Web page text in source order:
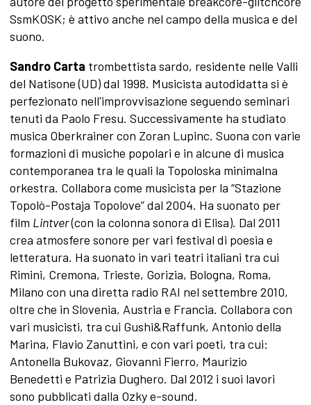
SsmKOSK; è attivo anche nel campo della musica e del
suono.
Sandro Carta trombettista sardo, residente nelle Valli
del Natisone (UD) dal 1998. Musicista autodidatta si è
perfezionato nell'improvvisazione seguendo seminari
tenuti da Paolo Fresu. Successivamente ha studiato
musica Oberkrainer con Zoran Lupinc. Suona con varie
formazioni di musiche popolari e in alcune di musica
contemporanea tra le quali la Topoloska minimalna
orkestra. Collabora come musicista per la “Stazione
Topolò-Postaja Topolove” dal 2004. Ha suonato per
film Lintver(con la colonna sonora di Elisa). Dal 2011
crea atmosfere sonore per vari festival di poesia e
letteratura. Ha suonato in vari teatri italiani tra cui
Rimini, Cremona, Trieste, Gorizia, Bologna, Roma,
Milano con una diretta radio RAI nel settembre 2010,
oltre che in Slovenia, Austria e Francia. Collabora con
vari musicisti, tra cui Gushi&Raffunk, Antonio della
Marina, Flavio Zanuttini, e con vari poeti, tra cui:
Antonella Bukovaz, Giovanni Fierro, Maurizio
Benedetti e Patrizia Dughero. Dal 2012 i suoi lavori
sono pubblicati dalla Ozky e-sound.